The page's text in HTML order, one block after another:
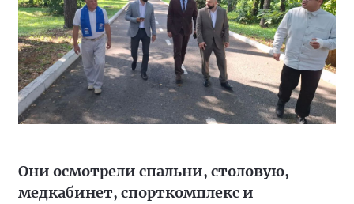
Они осмотрели спальни, столовую,
медкабинет, спорткомплекс и